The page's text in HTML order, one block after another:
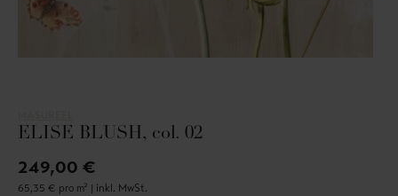
ELISE BLUSH, col. 02
249,00 €
65,35 € pro m² | inkl. MwSt.